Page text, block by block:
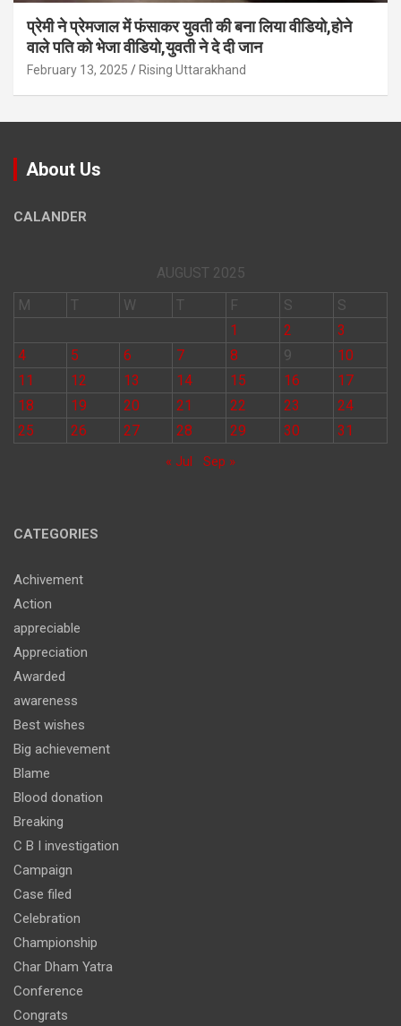
प्रेमी ने प्रेमजाल में फंसाकर युवती की बना लिया वीडियो,होने
वाले पत‍ि को भेजा वीड‍ियो,युवती ने दे दी जान
February 13, 2025 Rising Uttarakhand
About Us
CALANDER
AUGUST 2025
M
T W T F S
S
1
2
3
4
5 6 7 8 9
10
11
12 13 14 15 16
17
18
19 20 21 22 23
24
25
26 27 28 29 30 31
« Jul Sep »
CATEGORIES
Achivement
Action
appreciable
Appreciation
Awarded
awareness
Best wishes
Big achievement
Blame
Blood donation
Breaking
C B I investigation
Campaign
Case filed
Celebration
Championship
Char Dham Yatra
Conference
Congrats